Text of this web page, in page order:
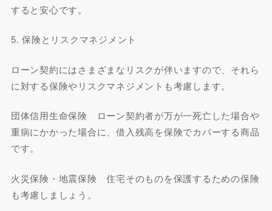
すると安心です。
5. 保険とリスクマネジメント
ローン契約にはさまざまなリスクが伴いますので、それら
に対する保険やリスクマネジメントも考慮します。
団体信用生命保険 ローン契約者が万が一死亡した場合や
重病にかかった場合に、借入残高を保険でカバーする商品
です。
火災保険・地震保険 住宅そのものを保護するための保険
も考慮しましょう。